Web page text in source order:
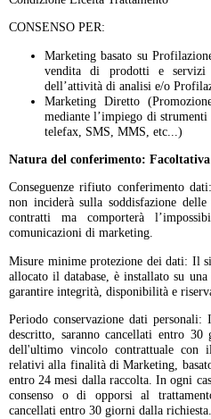
CONSENSO PER:
Marketing basato su
vendita di prodotti e servizi
dell’attività di analisi e/o
Marketing Diretto
mediante l’impiego di strumenti
telefax, SMS, MMS, etc...)
Natura del conferimento: Facoltativa
Conseguenze rifiuto conferimento
non inciderà sulla soddisfazione delle
contratti ma comporterà
comunicazioni di marketing.
Misure minime protezione dei dati: Il
allocato il database, è installato su
garantire integrità, disponibilità e
Periodo conservazione dati
descritto, saranno cancellati entro
dell'ultimo vincolo contrattuale
relativi alla finalità di Marketing,
entro 24 mesi dalla raccolta. In ogni
consenso o di opporsi al
cancellati entro 30 giorni dalla richiesta.